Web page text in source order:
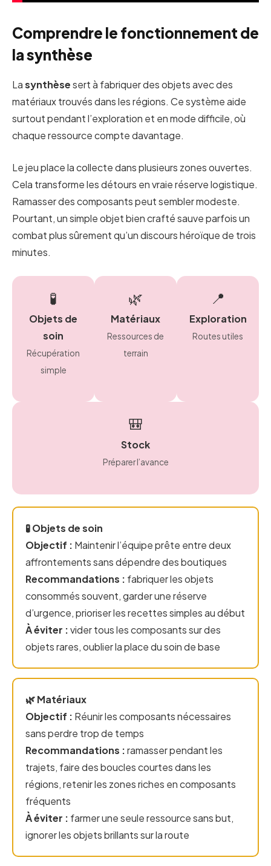
Comprendre le fonctionnement de
la synthèse
Lasynthèsesert à fabriquer des objets avec des
matériaux trouvés dans les régions. Ce système aide
surtout pendant l’exploration et en mode difficile, où
chaque ressource compte davantage.
Le jeu place la collecte dans plusieurs zones ouvertes.
Cela transforme les détours en vraie réserve logistique.
Ramasser des composants peut sembler modeste.
Pourtant, un simple objet bien crafté sauve parfois un
combat plus sûrement qu’un discours héroïque de trois
minutes.
🧪
Objets de
soin
Récupération
simple
🌿
Matériaux
Ressources de
terrain
📍
Exploration
Routes utiles
🎒
Stock
Préparer l’avance
🧪 Objets de soin
Objectif : Maintenir l’équipe prête entre deux
affrontements sans dépendre des boutiques
Recommandations : fabriquer les objets
consommés souvent, garder une réserve
d’urgence, prioriser les recettes simples au début
À éviter :vider tous les composants sur des
objets rares, oublier la place du soin de base
🌿 Matériaux
Objectif : Réunir les composants nécessaires
sans perdre trop de temps
Recommandations :ramasser pendant les
trajets, faire des boucles courtes dans les
régions, retenir les zones riches en composants
fréquents
À éviter : farmer une seule ressource sans but,
ignorer les objets brillants sur la route